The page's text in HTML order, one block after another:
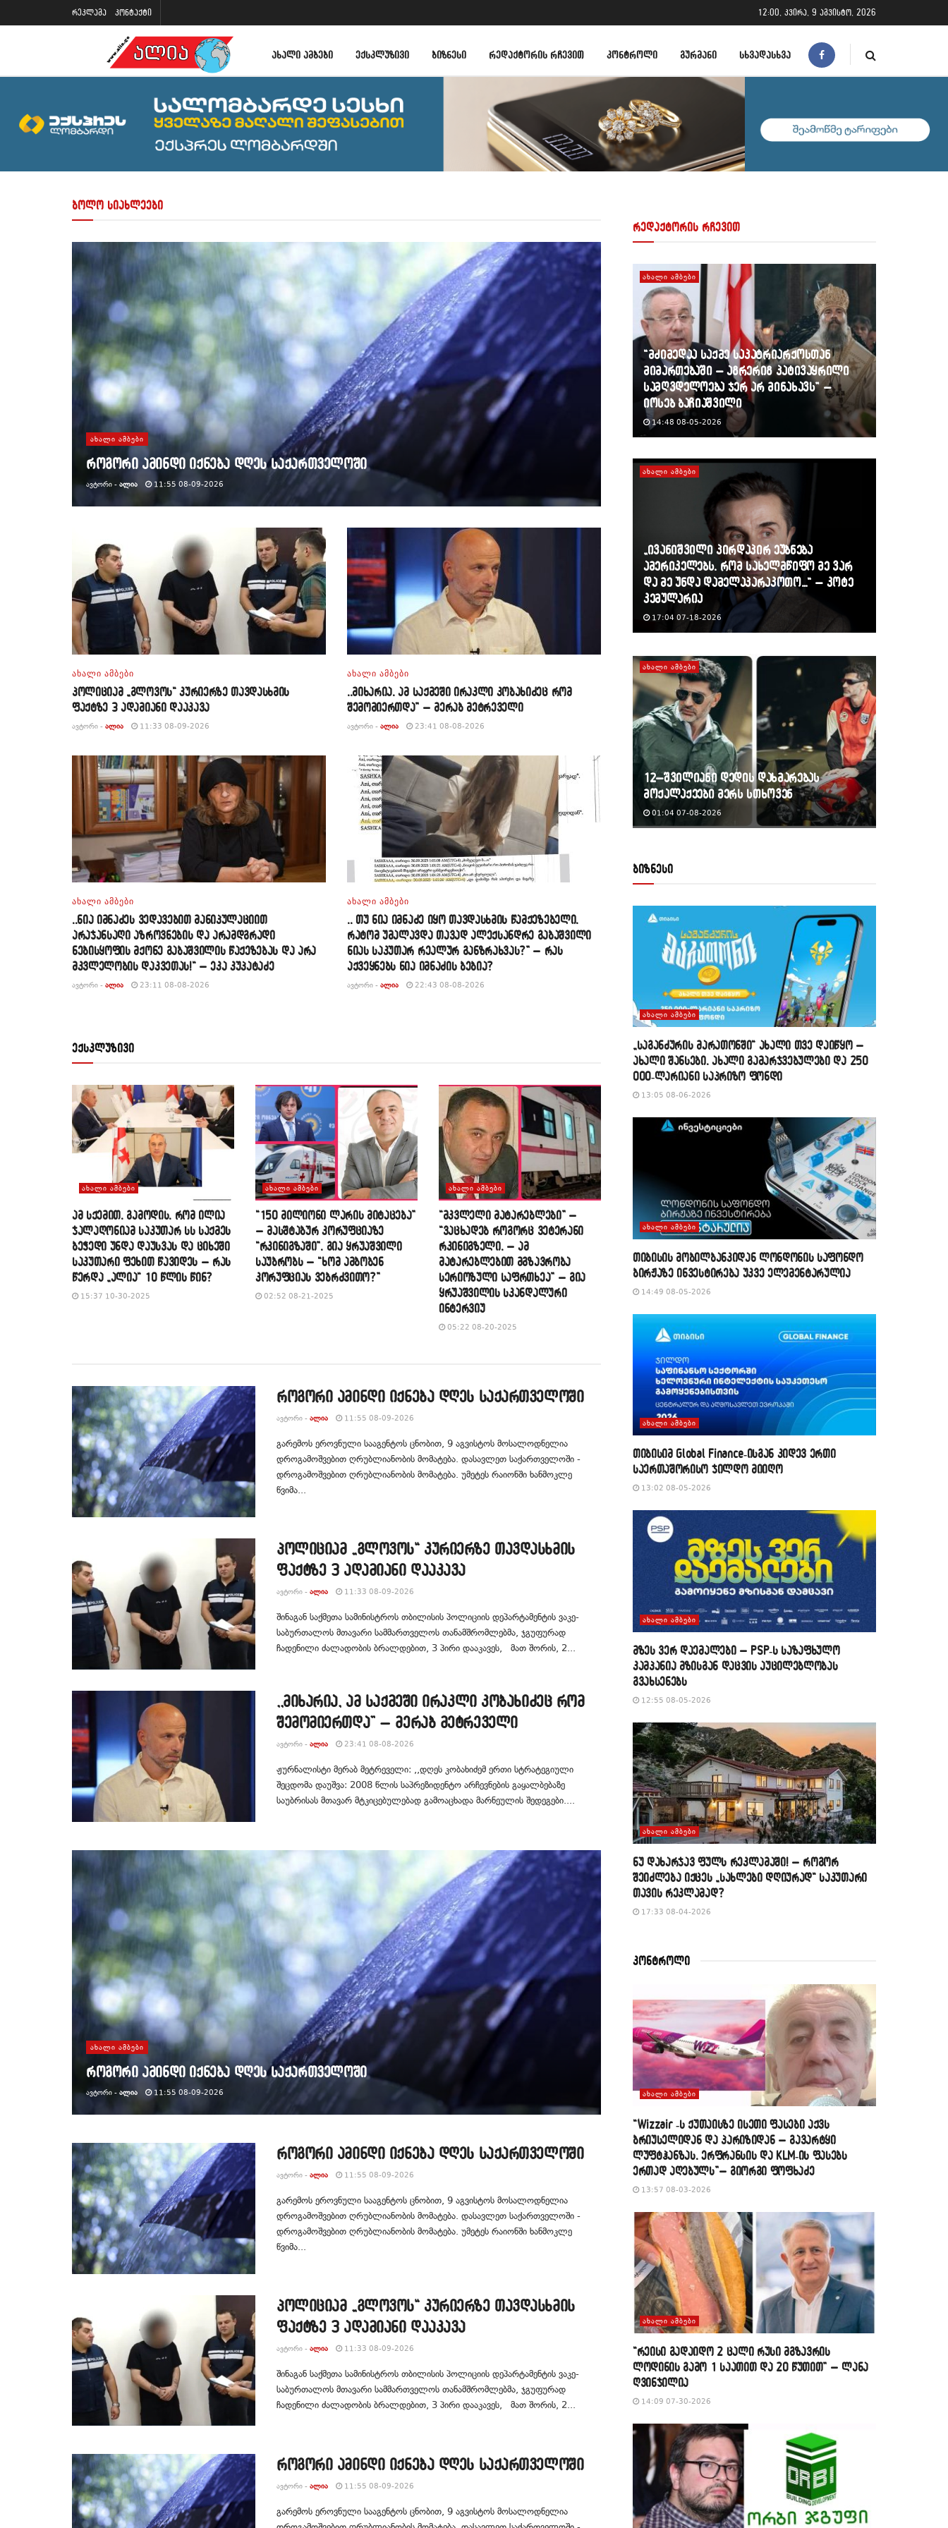
რეკლამა კონტაქტი 12:00, კვირა, 9 აგვისტო, 2026
ᲐᲮᲐᲚᲘ ᲐᲛᲑᲔᲑᲘ ᲔᲥᲡᲙᲚᲣᲖᲘᲕᲘ ᲑᲘᲖᲜᲔᲡᲘ ᲠᲔᲓᲐᲥᲢᲝᲠᲘᲡ ᲠᲩᲔᲕᲘᲗ ᲙᲝᲜᲢᲠᲝᲚᲘ ᲒᲣᲠᲛᲐᲜᲘ ᲡᲮᲕᲐᲓᲐᲡᲮᲕᲐ
ბოლო სიახლეები
ᲐᲮᲐᲚᲘ ᲐᲛᲑᲔᲑᲘ
როგორი ამინდი იქნება დღეს საქართველოში
ᲐᲕᲢᲝᲠᲘ - ᲐᲚᲘᲐ 11:55 08-09-2026
ᲐᲮᲐᲚᲘ ᲐᲛᲑᲔᲑᲘ
პოლიციამ „გლოვოს“ კურიერზე თავდასხმის
ფაქტზე 3 ადამიანი დააკავა
ᲐᲕᲢᲝᲠᲘ - ᲐᲚᲘᲐ 11:33 08-09-2026
ᲐᲮᲐᲚᲘ ᲐᲛᲑᲔᲑᲘ
,,მიხარია, ამ საქმეში ირაკლი კობახიძეც რომ
შემომიერთდა” – მერაბ მეტრეველი
ᲐᲕᲢᲝᲠᲘ - ᲐᲚᲘᲐ 23:41 08-08-2026
ᲐᲮᲐᲚᲘ ᲐᲛᲑᲔᲑᲘ
,,ნია იმნაძეს ვედავებით მანიპულაციით
არაჯანსაღი აზროვნების და არამდგრადი
ნებისყოფის მქონე გაბაშვილის წაქეზებას და არა
მკვლელობის დაკვეთას!“ – ეკა კუპატაძე
ᲐᲕᲢᲝᲠᲘ - ᲐᲚᲘᲐ 23:11 08-08-2026
ᲐᲮᲐᲚᲘ ᲐᲛᲑᲔᲑᲘ
,, თუ ნია იმნაძე იყო თავდასხმის წამქეზებელი,
რატომ უმალავდა თავად ალექსანდრე გაბაშვილი
ნიას საკუთარ რეალურ განზრახვას?” – რას
აქვეყნებს ნია იმნაძის ბებია?
ᲐᲕᲢᲝᲠᲘ - ᲐᲚᲘᲐ 22:43 08-08-2026
ექსკლუზივი
ᲐᲮᲐᲚᲘ ᲐᲛᲑᲔᲑᲘ
ამ სქემით, გამოდის, რომ ილია
ჯალაღონიამ საკუთარ სს საქმეს
ბეჭედი უნდა დაუსვას და ციხეში
საკუთარი ფეხით წავიდეს – რას
წერდა „ალია“ 10 წლის წინ?
15:37 10-30-2025
ᲐᲮᲐᲚᲘ ᲐᲛᲑᲔᲑᲘ
“150 მილიონი ლარის მიტაცება”
– მასშტაბურ კორუფციაზე
“რკინიგზაში”, გია ყრუაშვილი
საუბრობს – “ხომ ამბობენ
კორუფციას ვებრძვითო?”
02:52 08-21-2025
ᲐᲮᲐᲚᲘ ᲐᲛᲑᲔᲑᲘ
“მკვლელი მატარებლები” –
“ვაცხადებ როგორც ვეტერანი
რკინიგზელი, – ამ
მატარებლებით მგზავრობა
სერიოზული საფრთხეა” – გია
ყრუაშვილის სკანდალური
ინტერვიუ
05:22 08-20-2025
როგორი ამინდი იქნება დღეს საქართველოში
ᲐᲕᲢᲝᲠᲘ - ᲐᲚᲘᲐ 11:55 08-09-2026
გარემოს ეროვნული სააგენტოს ცნობით, 9 აგვისტოს მოსალოდნელია
დროგამოშვებით ღრუბლიანობის მომატება. დასავლეთ საქართველოში -
დროგამოშვებით ღრუბლიანობის მომატება. უმეტეს რაიონში ხანმოკლე
წვიმა...
პოლიციამ „გლოვოს“ კურიერზე თავდასხმის
ფაქტზე 3 ადამიანი დააკავა
ᲐᲕᲢᲝᲠᲘ - ᲐᲚᲘᲐ 11:33 08-09-2026
შინაგან საქმეთა სამინისტროს თბილისის პოლიციის დეპარტამენტის ვაკე-
საბურთალოს მთავარი სამმართველოს თანამშრომლებმა, ჯგუფურად
ჩადენილი ძალადობის ბრალდებით, 3 პირი დააკავეს, მათ შორის, 2...
,,მიხარია, ამ საქმეში ირაკლი კობახიძეც რომ
შემომიერთდა” – მერაბ მეტრეველი
ᲐᲕᲢᲝᲠᲘ - ᲐᲚᲘᲐ 23:41 08-08-2026
ჟურნალისტი მერაბ მეტრეველი: ,,დღეს კობახიძემ ერთი სტრატეგიული
შეცდომა დაუშვა: 2008 წლის საპრეზიდენტო არჩევნების გაყალბებაზე
საუბრისას მთავარ მტკიცებულებად გამოაცხადა მარნეულის შედეგები....
ᲐᲮᲐᲚᲘ ᲐᲛᲑᲔᲑᲘ
როგორი ამინდი იქნება დღეს საქართველოში
ᲐᲕᲢᲝᲠᲘ - ᲐᲚᲘᲐ 11:55 08-09-2026
როგორი ამინდი იქნება დღეს საქართველოში
ᲐᲕᲢᲝᲠᲘ - ᲐᲚᲘᲐ 11:55 08-09-2026
გარემოს ეროვნული სააგენტოს ცნობით, 9 აგვისტოს მოსალოდნელია
დროგამოშვებით ღრუბლიანობის მომატება. დასავლეთ საქართველოში -
დროგამოშვებით ღრუბლიანობის მომატება. უმეტეს რაიონში ხანმოკლე
წვიმა...
პოლიციამ „გლოვოს“ კურიერზე თავდასხმის
ფაქტზე 3 ადამიანი დააკავა
ᲐᲕᲢᲝᲠᲘ - ᲐᲚᲘᲐ 11:33 08-09-2026
შინაგან საქმეთა სამინისტროს თბილისის პოლიციის დეპარტამენტის ვაკე-
საბურთალოს მთავარი სამმართველოს თანამშრომლებმა, ჯგუფურად
ჩადენილი ძალადობის ბრალდებით, 3 პირი დააკავეს, მათ შორის, 2...
როგორი ამინდი იქნება დღეს საქართველოში
ᲐᲕᲢᲝᲠᲘ - ᲐᲚᲘᲐ 11:55 08-09-2026
გარემოს ეროვნული სააგენტოს ცნობით, 9 აგვისტოს მოსალოდნელია
რედაქტორის რჩევით
ᲐᲮᲐᲚᲘ ᲐᲛᲑᲔᲑᲘ
“მძიმედაა საქმე საპატრიარქოსთან
მიმართებაში – აგრერიგ პატივაყრილი
სამღვდელოება ჯერ არ მინახავს” –
იოსებ ბაჩიაშვილი
14:48 08-05-2026
ᲐᲮᲐᲚᲘ ᲐᲛᲑᲔᲑᲘ
„ივანიშვილი პირდაპირ ეუბნება
ამერიკელებს, რომ სახელმწიფო მე ვარ
და მე უნდა დამელაპარაკოთო…“ – კოტე
კემულარია
17:04 07-18-2026
ᲐᲮᲐᲚᲘ ᲐᲛᲑᲔᲑᲘ
12–შვილიანი დედის დახმარებას
მოქალაქეები მერს სთხოვენ
01:04 07-08-2026
ბიზნესი
ᲐᲮᲐᲚᲘ ᲐᲛᲑᲔᲑᲘ
„საგანძურის მარათონში“ ახალი თვე დაიწყო –
ახალი შანსები, ახალი გამარჯვებულები და 250
000-ლარიანი საპრიზო ფონდი
13:05 08-06-2026
ᲐᲮᲐᲚᲘ ᲐᲛᲑᲔᲑᲘ
თიბისის მობილბანკიდან ლონდონის საფონდო
ბირჟაზე ინვესტირება უკვე ელემენტარულია
14:49 08-05-2026
ᲐᲮᲐᲚᲘ ᲐᲛᲑᲔᲑᲘ
თიბისიმ Global Finance-ისგან კიდევ ერთი
საერთაშორისო ჯილდო მიიღო
13:02 08-05-2026
ᲐᲮᲐᲚᲘ ᲐᲛᲑᲔᲑᲘ
მზეს ვერ დაემალები – PSP-ს საზაფხულო
კამპანია მზისგან დაცვის აუცილებლობას
გვახსენებს
12:55 08-05-2026
ᲐᲮᲐᲚᲘ ᲐᲛᲑᲔᲑᲘ
​ნუ დახარჯავ ფულს რეკლამაში! – როგორ
შეიძლება იქცეს „სახლები დღიურად“ საკუთარი
თავის რეკლამად?
17:33 08-04-2026
კონტროლი
ᲐᲮᲐᲚᲘ ᲐᲛᲑᲔᲑᲘ
“Wizzair -ს ქუთაისზე ისეთი ფასები აქვს
ბრიუსელიდან და პარიზიდან – გავარტყი
ლუფტჰანზას, ერფრანსის და KLM-ის ფასებს
ერთად აღებულს”– გიორგი ფოფხაძე
13:57 08-03-2026
ᲐᲮᲐᲚᲘ ᲐᲛᲑᲔᲑᲘ
“რეისი გადაიდო 2 ცალი რუსი მგზავრის
ლოდინის გამო 1 საათით და 20 წუთით” – ლანა
ღვინჯილია
14:09 07-30-2026